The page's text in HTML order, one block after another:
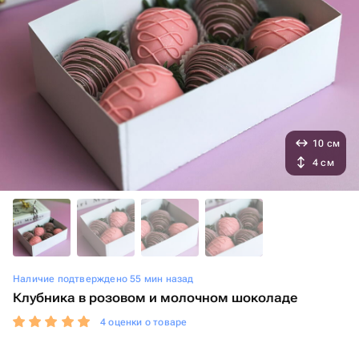
Наличие подтверждено 55 мин назад
Клубника в розовом и молочном шоколаде
4 оценки о товаре
10 см
4 см